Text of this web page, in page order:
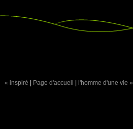
« inspiré | Page d'accueil | l'homme d'une vie »